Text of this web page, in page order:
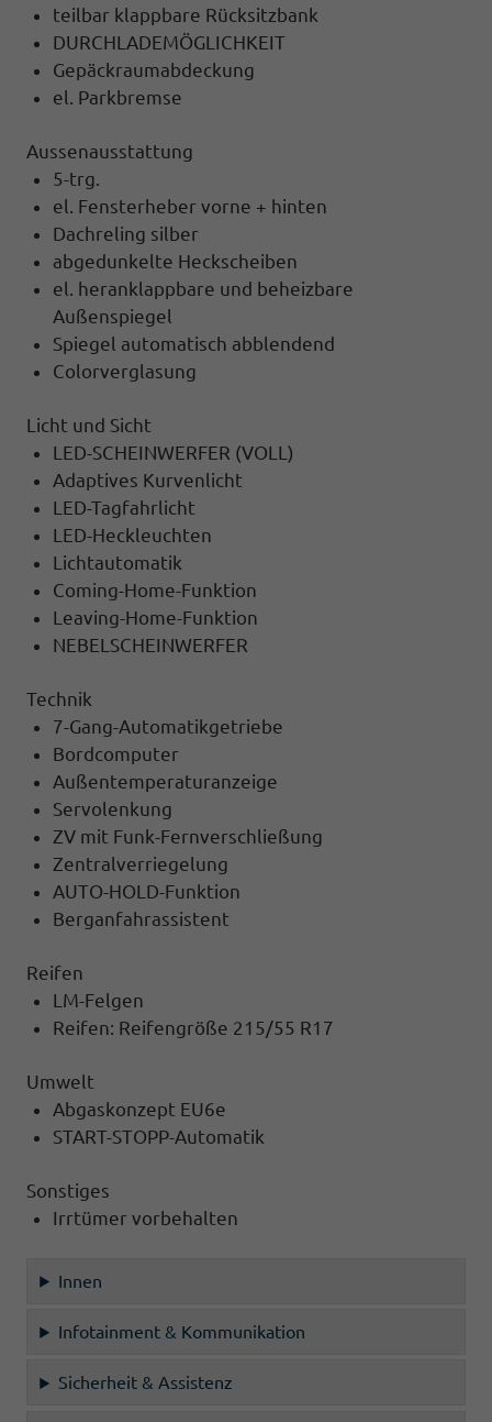
teilbar klappbare Rücksitzbank
DURCHLADEMÖGLICHKEIT
Gepäckraumabdeckung
el. Parkbremse
Aussenausstattung
5-trg.
el. Fensterheber vorne + hinten
Dachreling silber
abgedunkelte Heckscheiben
el. heranklappbare und beheizbare
Außenspiegel
Spiegel automatisch abblendend
Colorverglasung
Licht und Sicht
LED-SCHEINWERFER (VOLL)
Adaptives Kurvenlicht
LED-Tagfahrlicht
LED-Heckleuchten
Lichtautomatik
Coming-Home-Funktion
Leaving-Home-Funktion
NEBELSCHEINWERFER
Technik
7-Gang-Automatikgetriebe
Bordcomputer
Außentemperaturanzeige
Servolenkung
ZV mit Funk-Fernverschließung
Zentralverriegelung
AUTO-HOLD-Funktion
Berganfahrassistent
Reifen
LM-Felgen
Reifen: Reifengröße 215/55 R17
Umwelt
Abgaskonzept EU6e
START-STOPP-Automatik
Sonstiges
Irrtümer vorbehalten
Innen
Infotainment & Kommunikation
Sicherheit & Assistenz